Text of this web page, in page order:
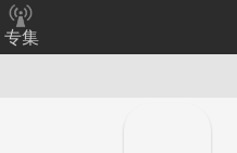
专集